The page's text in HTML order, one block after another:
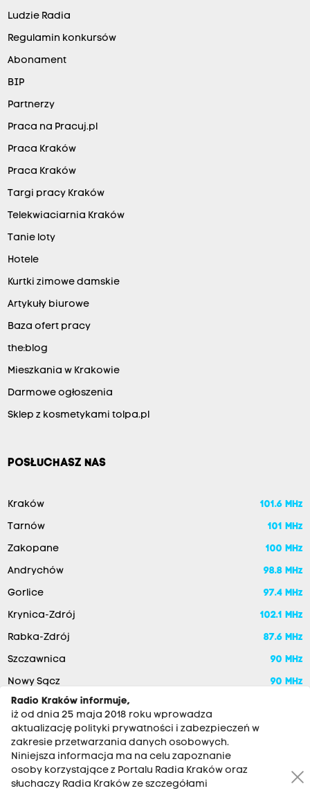
Ludzie Radia
Regulamin konkursów
Abonament
BIP
Partnerzy
Praca na Pracuj.pl
Praca Kraków
Praca Kraków
Targi pracy Kraków
Telekwiaciarnia Kraków
Tanie loty
Hotele
Kurtki zimowe damskie
Artykuły biurowe
Baza ofert pracy
the:blog
Mieszkania w Krakowie
Darmowe ogłoszenia
Sklep z kosmetykami tolpa.pl
POSŁUCHASZ NAS
Kraków 101.6 MHz
Tarnów 101 MHz
Zakopane 100 MHz
Andrychów 98.8 MHz
Gorlice 97.4 MHz
Krynica-Zdrój 102.1 MHz
Rabka-Zdrój 87.6 MHz
Szczawnica 90 MHz
Nowy Sącz
90 MHz
Radio Kraków informuje,
iż od dnia 25 maja 2018 roku wprowadza
aktualizację polityki prywatności i zabezpieczeń w
zakresie przetwarzania danych osobowych.
Niniejsza informacja ma na celu zapoznanie
osoby korzystające z Portalu Radia Kraków oraz
słuchaczy Radia Kraków ze szczegółami